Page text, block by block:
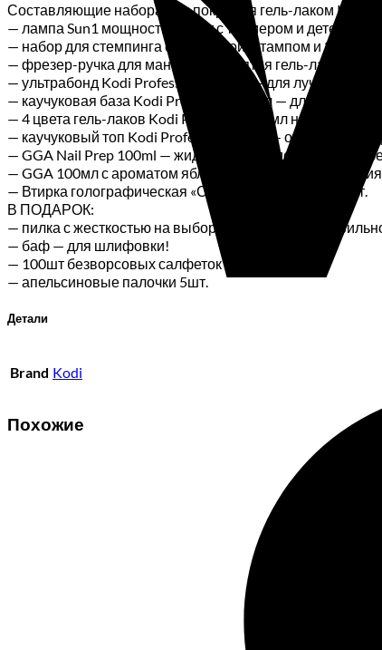
Составляющие набора для покрытия гель-лаком Kodi:
— лампа Sun1 мощностью 48Вт с таймером и
— набор для стемпинга с пластиной штампом и 2 цвета
— фрезер-ручка для маникюра и снятия гель-лака с
— ультрабонд Kodi Professional 12мл — для лучшего
— каучуковая база Kodi Professional 8мл — для защиты
— 4 цвета гель-лаков Kodi Professional 8мл на выбор из
— каучуковый топ Kodi Professional 8мл — обеспечит
— GGA Nail Prep 100ml — жидкость 3 в 1 (дегидрация,
— GGA 100мл с ароматом яблока — жидкость для снятия
— Втирка голографическая «Северное сияние» — 3шт.
В ПОДАРОК:
— пилка с жесткостью на выбор для придания
— баф — для шлифовки!
— 100шт безворсовых салфеток
— апельсиновые палочки 5шт.
Детали
Brand Kodi
Похожие